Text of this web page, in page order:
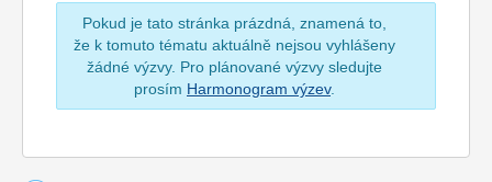
Pokud je tato stránka prázdná, znamená to,
že k tomuto tématu aktuálně nejsou vyhlášeny
žádné výzvy. Pro plánované výzvy sledujte
prosím Harmonogram výzev.